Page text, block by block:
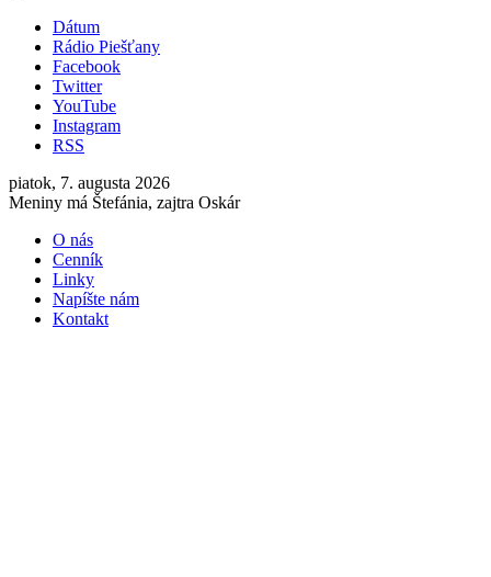
Dátum
Rádio Piešťany
Facebook
Twitter
YouTube
Instagram
RSS
piatok, 7. augusta 2026
Meniny má Štefánia, zajtra Oskár
O nás
Cenník
Linky
Napíšte nám
Kontakt